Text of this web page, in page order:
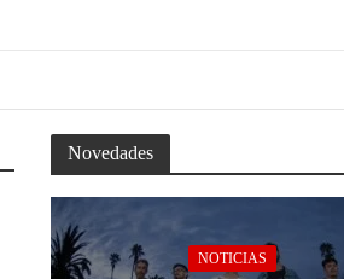
Novedades
NOTICIAS